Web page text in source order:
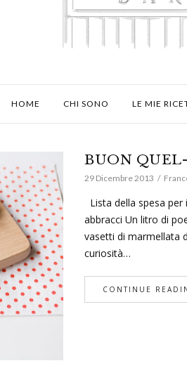
HOME CHI SONO LE MIE
BUON
29 Dicembre 2013
Lista della spesa
abbracci Un litro di
vasetti di marmellata
curiosità…
CONTINUE